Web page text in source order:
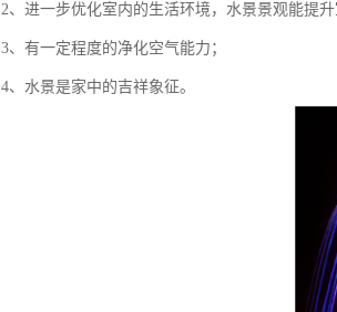
2、进一步优化室内的生活环境，水景景观能提升
3、有一定程度的净化空气能力；
4、水景是家中的吉祥象征。